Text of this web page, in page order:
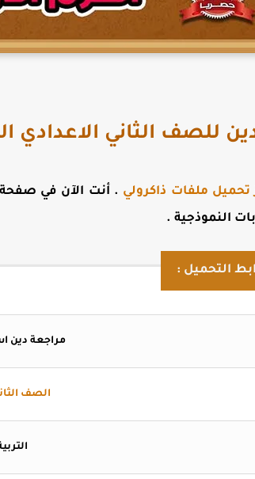
الثاني الاعدادي الترم
تحميل ملفات ذاكرولي . أنت الآن في صفحة
النموذجية .
التحميل :
مراجعة دين اسلامي - 2 ع -
الصف